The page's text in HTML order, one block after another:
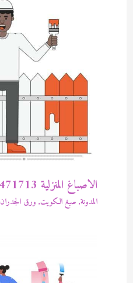
الاصباغ المنزلية 94471713
المدونة, صبغ الكويت, ورق الجدران